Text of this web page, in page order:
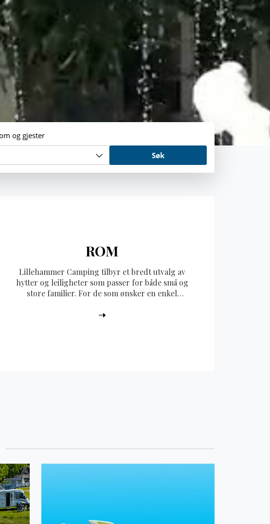
ROM
Lillehammer Camping tilbyr et bredt utvalg av
hytter og leiligheter som passer for både små og
store familier. For de som ønsker en enkel
personer uten bad, som er ideelle for korte
attraksjoner og aktiviteter.